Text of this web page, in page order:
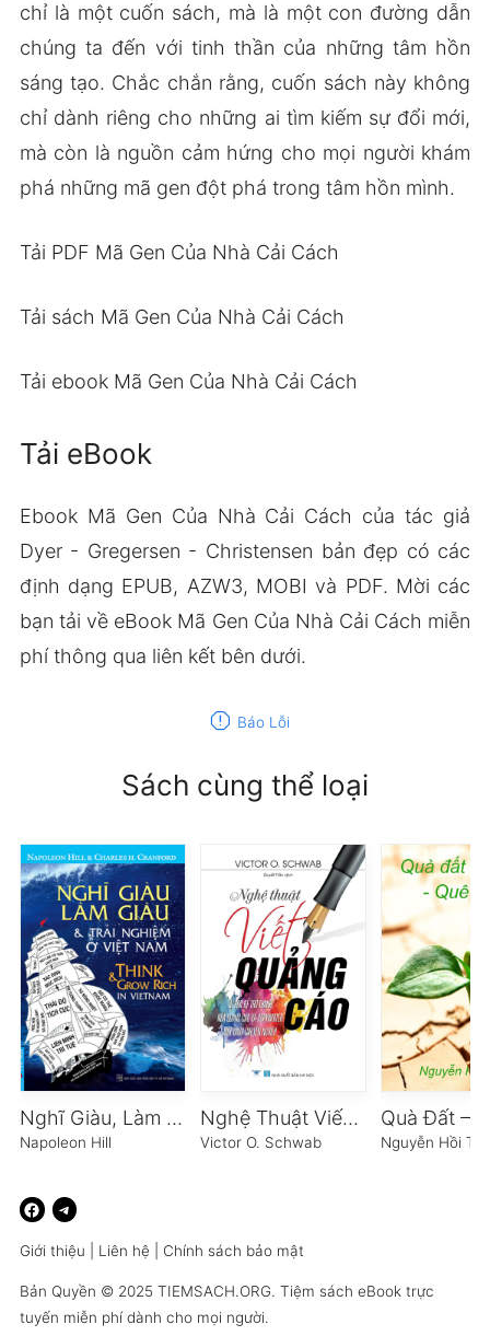
chỉ là một cuốn sách, mà là một con đường dẫn
chúng ta đến với tinh thần của những tâm hồn
sáng tạo. Chắc chắn rằng, cuốn sách này không
chỉ dành riêng cho những ai tìm kiếm sự đổi mới,
mà còn là nguồn cảm hứng cho mọi người khám
phá những mã gen đột phá trong tâm hồn mình.
Tải PDF Mã Gen Của Nhà Cải Cách
Tải sách Mã Gen Của Nhà Cải Cách
Tải ebook Mã Gen Của Nhà Cải Cách
Tải eBook
Ebook Mã Gen Của Nhà Cải Cách của tác giả
Dyer - Gregersen - Christensen bản đẹp có các
định dạng EPUB, AZW3, MOBI và PDF. Mời các
bạn tải về eBook Mã Gen Của Nhà Cải Cách miễn
phí thông qua liên kết bên dưới.
report Báo Lỗi
Sách cùng thể loại
Nghĩ Giàu, Làm Giàu Và Những Trải Nghiệm Ở Việt Nam
Napoleon Hill
Nghệ Thuật Viết Quảng Cáo
Victor O. Schwab Nguyễn Hồi
Giới thiệu Liên hệ Chính sách bảo mật
Bản Quyền © 2025 TIEMSACH.ORG. Tiệm sách eBook trực
tuyến miễn phí dành cho mọi người.